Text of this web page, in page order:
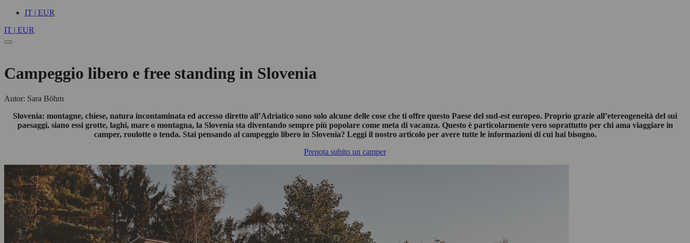
IT | EUR
IT | EUR
Campeggio libero e free standing in Slovenia
Autor: Sara Böhm
Slovenia: montagne, chiese, natura incontaminata ed accesso diretto all’Adriatico sono solo alcune delle cose che ti offre questo Paese del sud-est europeo. Proprio grazie all’etereogeneità del sui
paesaggi, siano essi grotte, laghi, mare o montagna, la Slovenia sta diventando sempre più popolare come meta di vacanza. Questo è particolarmente vero soprattutto per chi ama viaggiare in
camper, roulotte o tenda. Stai pensando al campeggio libero in Slovenia? Leggi il nostro articolo per avere tutte le informazioni di cui hai bisogno.
Prenota subito un camper